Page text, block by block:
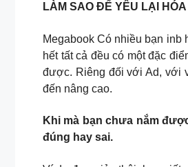
LÀM SAO ĐỂ YÊU LẠI
Megabook Có nhiều bạn inb
hết tất cả đều có một đặc
được. Riêng đối với Ad, với
đến nâng cao.
Khi mà bạn chưa nắm
đúng hay sai.